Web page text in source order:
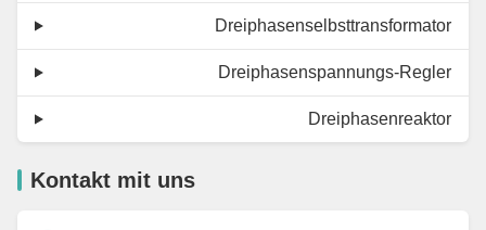
Dreiphasenselbsttransformator
Dreiphasenspannungs-Regler
Dreiphasenreaktor
Kontakt mit uns